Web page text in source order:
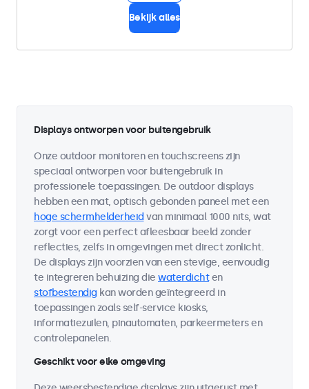
Bekijk alles
Displays ontworpen voor buitengebruik
Onze outdoor monitoren en touchscreens zijn
speciaal ontworpen voor buitengebruik in
professionele toepassingen. De outdoor displays
hebben een mat, optisch gebonden paneel met een
hoge schermhelderheid van minimaal 1000 nits, wat
zorgt voor een perfect afleesbaar beeld zonder
reflecties, zelfs in omgevingen met direct zonlicht.
De displays zijn voorzien van een stevige, eenvoudig
te integreren behuizing die waterdichten
stofbestendig kan worden geïntegreerd in
toepassingen zoals self-service kiosks,
informatiezuilen, pinautomaten, parkeermeters en
controlepanelen.
Geschikt voor elke omgeving